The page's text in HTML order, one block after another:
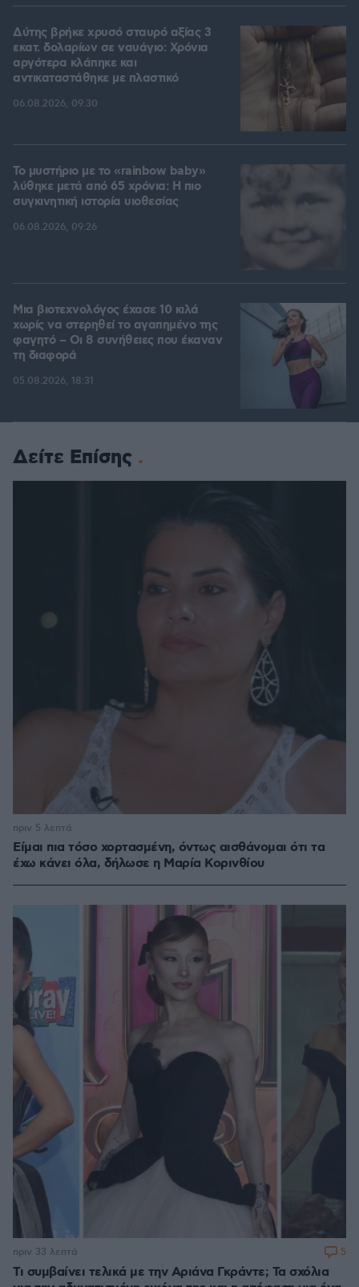
Δύτης βρήκε χρυσό σταυρό αξίας 3
εκατ. δολαρίων σε ναυάγιο: Χρόνια
αργότερα κλάπηκε και
αντικαταστάθηκε με πλαστικό
06.08.2026, 09:30
Το μυστήριο με το «rainbow baby»
λύθηκε μετά από 65 χρόνια: Η πιο
συγκινητική ιστορία υιοθεσίας
06.08.2026, 09:26
Μια βιοτεχνολόγος έχασε 10 κιλά
χωρίς να στερηθεί το αγαπημένο της
φαγητό – Οι 8 συνήθειες που έκαναν
τη διαφορά
05.08.2026, 18:31
Δείτε Επίσης
Είμαι πια τόσο χορτασμένη, όντως αισθάνομαι ότι τα
έχω κάνει όλα, δήλωσε η Μαρία Κορινθίου
πριν 5 λεπτά
Τι συμβαίνει τελικά με την Αριάνα Γκράντε; Τα σχόλια
πριν 33 λεπτά 5